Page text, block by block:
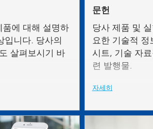
품에 대해 설명하
입니다. 당사의
살펴보시기 바
문헌
당사 제품 및
요한 기술적 정
시트, 기술 자
련 발행물.
자세히